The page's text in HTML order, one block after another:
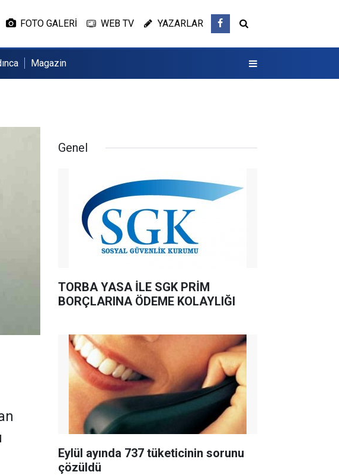
FOTO GALERİ WEB TV YAZARLAR
Magazin
Genel
TORBA YASA İLE SGK PRİM
BORÇLARINA ÖDEME KOLAYLIĞI
Eylül ayında 737 tüketicinin sorunu
çözüldü